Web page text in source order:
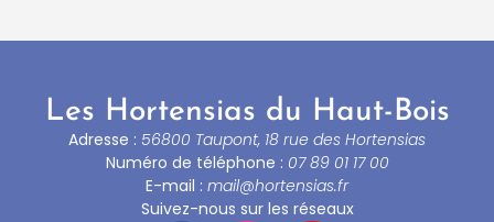
Les Hortensias du Haut-Bois
Adresse : 56800 Taupont, 18 rue des Hortensias
Numéro de téléphone : 07 89 01 17 00
E-mail : mail@hortensias.fr
Suivez-nous sur les réseaux